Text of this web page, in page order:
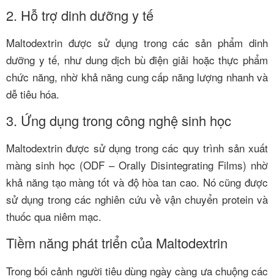
2. Hỗ trợ dinh dưỡng y tế
Maltodextrin được sử dụng trong các sản phẩm dinh
dưỡng y tế, như dung dịch bù điện giải hoặc thực phẩm
chức năng, nhờ khả năng cung cấp năng lượng nhanh và
dễ tiêu hóa.
3. Ứng dụng trong công nghệ sinh học
Maltodextrin được sử dụng trong các quy trình sản xuất
màng sinh học (ODF – Orally Disintegrating Films) nhờ
khả năng tạo màng tốt và độ hòa tan cao. Nó cũng được
sử dụng trong các nghiên cứu về vận chuyển protein và
thuốc qua niêm mạc.
Tiềm năng phát triển của Maltodextrin
Trong bối cảnh người tiêu dùng ngày càng ưa chuộng các